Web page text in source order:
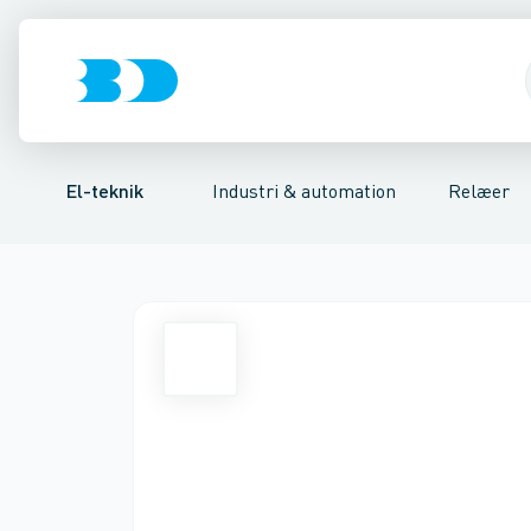
El-teknik Industri & automation
Afbrydere, stikkontakter & lampeudtag Relæer
IndustristiksystemerFrekvensomformere og softstartere
TidsrelæTemperaturovervågningsrelæ